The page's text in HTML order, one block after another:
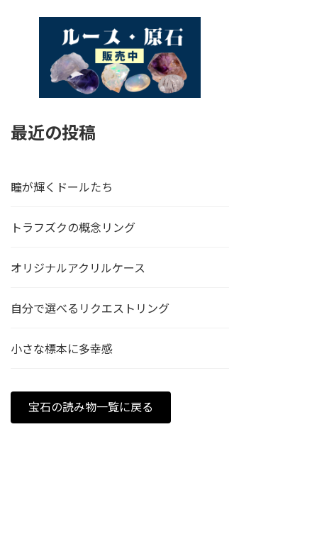
最近の投稿
瞳が輝くドールたち
トラフズクの概念リング
オリジナルアクリルケース
自分で選べるリクエストリング
小さな標本に多幸感
宝石の読み物一覧に戻る